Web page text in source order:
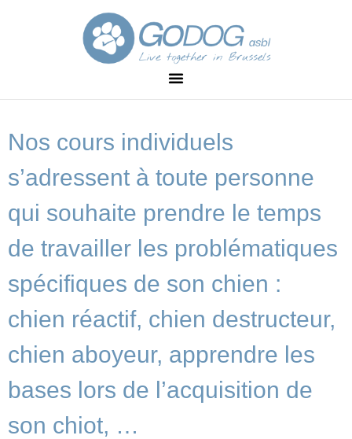
Nos cours individuels
s’adressent à toute personne
qui souhaite prendre le temps
de travailler les problématiques
spécifiques de son chien :
chien réactif, chien destructeur,
chien aboyeur, apprendre les
bases lors de l’acquisition de
son chiot, …